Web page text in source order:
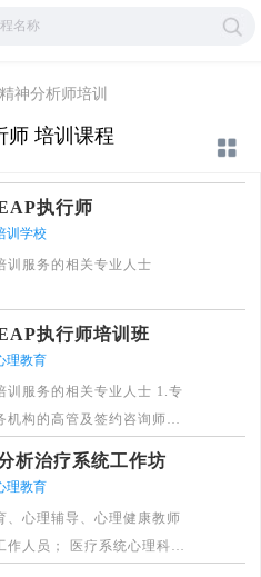
好?-订课宝
精神分析师培训
师 培训课程
执行师
训学校
训服务的相关专业人士
执行师培训班
理教育
训服务的相关专业人士 1.专
机构的高管及签约咨询师，
心理培训师 ； 3.希望占领心
析治疗系统工作坊
理教育
、心理辅导、心理健康教师
作人员； 医疗系统心理科、